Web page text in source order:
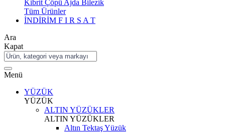
Kibrit Çöpü Ajda Bilezik
Tüm Ürünler
İNDİRİM F I R S A T
Ara
Kapat
Menü
YÜZÜK
YÜZÜK
ALTIN YÜZÜKLER
ALTIN YÜZÜKLER
Altın Tektaş Yüzük